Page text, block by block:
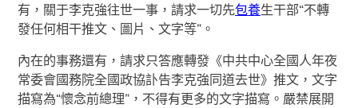
有，關于李克強往世一事，請求一切先包養生干部“不轉
發任何相干推文、圖片、文字等”。
內在的事務還有，請求只答應轉發《中共中心全國人年夜
常委會國務院全國政協訃告李克強同道去世》推文，文字
描寫為“懷念前總理”，不得有更多的文字描寫。嚴禁展開